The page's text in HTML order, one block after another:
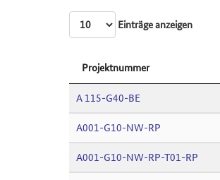
Einträge anzeigen
Projektnummer
A 115-G40-BE
A001-G10-NW-RP
A001-G10-NW-RP-T01-RP